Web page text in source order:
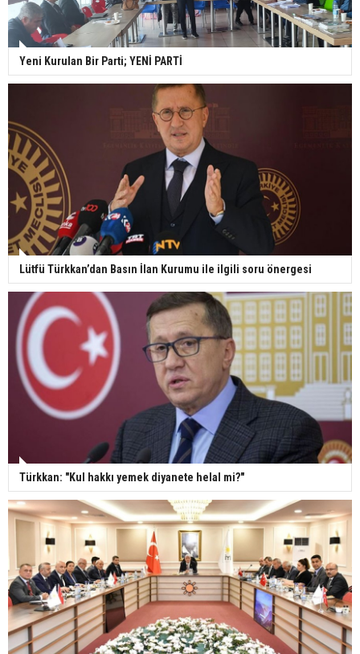
Yeni Kurulan Bir Parti; YENİ PARTİ
Lütfü Türkkan’dan Basın İlan Kurumu ile ilgili soru önergesi
Türkkan: "Kul hakkı yemek diyanete helal mi?"